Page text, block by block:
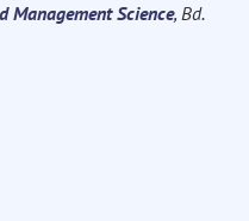
Management Science, Bd.